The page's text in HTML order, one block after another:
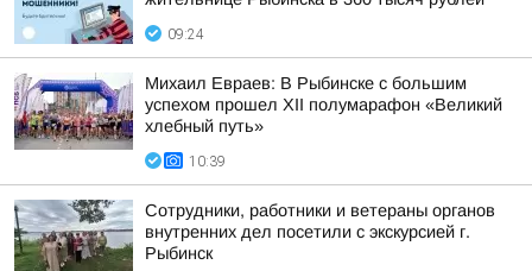
09:24
Михаил Евраев: В Рыбинске с большим
успехом прошел XII полумарафон «Великий
хлебный путь»
10:39
Сотрудники, работники и ветераны органов
внутренних дел посетили с экскурсией г.
Рыбинск